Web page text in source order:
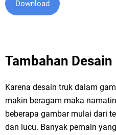
Download
Tambahan
Karena desain truk dalam
makin beragam maka
beberapa gambar mulai dari
dan lucu. Banyak pemain